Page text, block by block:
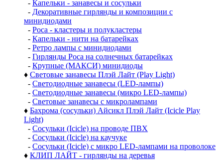
- Капельки - занавесы и сосульки
- Декоративные гирлянды и композиции с
минидиодами
- Роса - кластеры и полукластеры
- Капельки - нити на батарейках
- Ретро лампы с минидиодами
- Гирлянды Роса на солнечных батарейках
- Крупные (МАКСИ) минидиоды
♦ Световые занавесы Плэй Лайт (Play Light)
- Светодиодные занавесы (LED-лампы)
- Светодиодные занавесы (микро LED-лампы)
- Световые занавесы с микролампами
♦ Бахрома (сосульки) Айсикл Плэй Лайт (Icicle Play
Light)
- Сосульки (Icicle) на проводе ПВХ
- Сосульки (Icicle) на каучуке
- Сосульки (Icicle) с микро LED-лампами на проволоке
♦ КЛИП ЛАЙТ - гирлянды на деревья